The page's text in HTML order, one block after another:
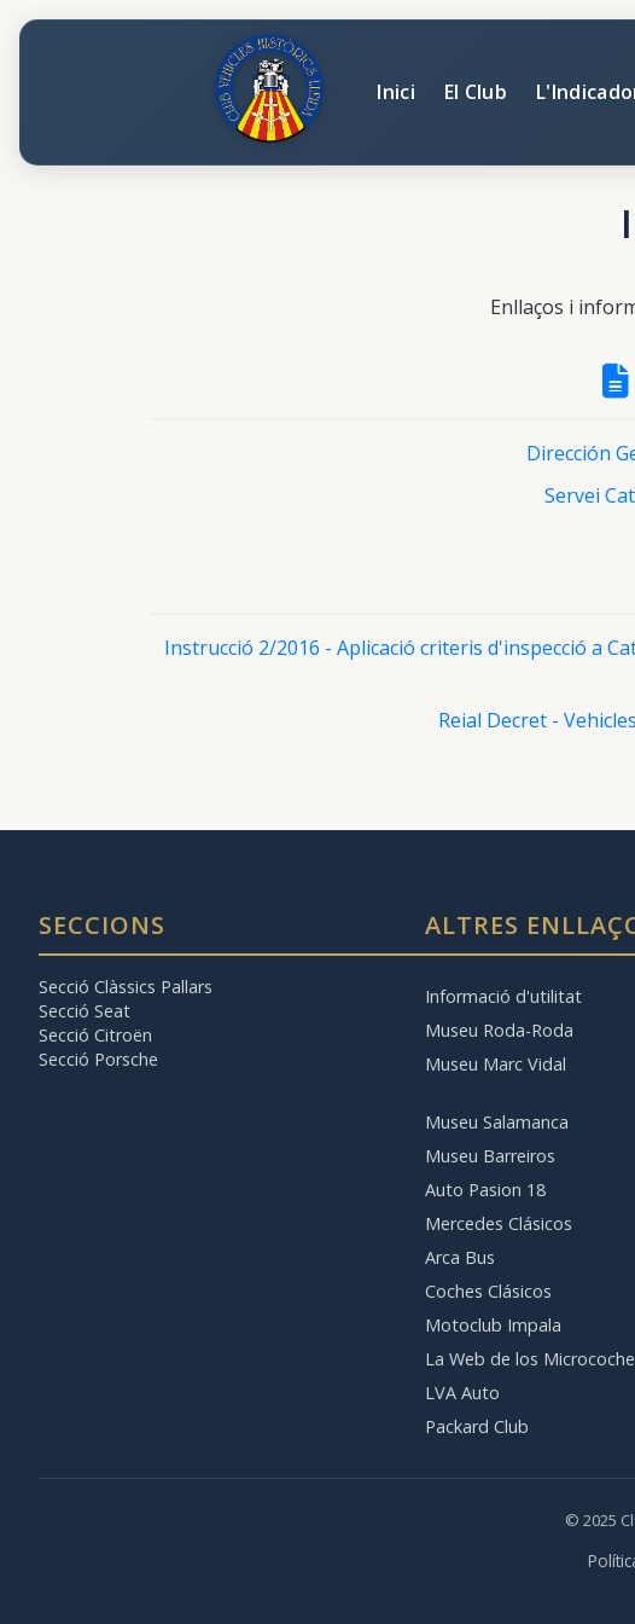
Inici El Club
Enllaços i
Dirección
Servei
Instrucció 2/2016 - Aplicació criteris d'inspecció a
Reial Decret -
SECCIONS
Secció Clàssics Pallars
Secció Seat
Secció Citroën
Secció Porsche
ALTRES
Informació d'utilitat
Museu Roda-Roda
Museu Marc Vidal
Museu Salamanca
Museu Barreiros
Auto Pasion 18
Mercedes Clásicos
Arca Bus
Coches Clásicos
Motoclub Impala
La Web de los
LVA Auto
Packard Club
© 2025